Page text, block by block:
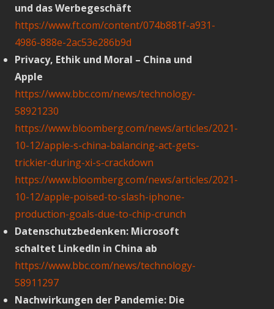
und das Werbegeschäft
https://www.ft.com/content/074b881f-a931-
4986-888e-2ac53e286b9d
Privacy, Ethik und Moral – China und
Apple
https://www.bbc.com/news/technology-
58921230
https://www.bloomberg.com/news/articles/2021-
10-12/apple-s-china-balancing-act-gets-
trickier-during-xi-s-crackdown
https://www.bloomberg.com/news/articles/2021-
10-12/apple-poised-to-slash-iphone-
production-goals-due-to-chip-crunch
Datenschutzbedenken: Microsoft
schaltet LinkedIn in China ab
https://www.bbc.com/news/technology-
58911297
Nachwirkungen der Pandemie: Die